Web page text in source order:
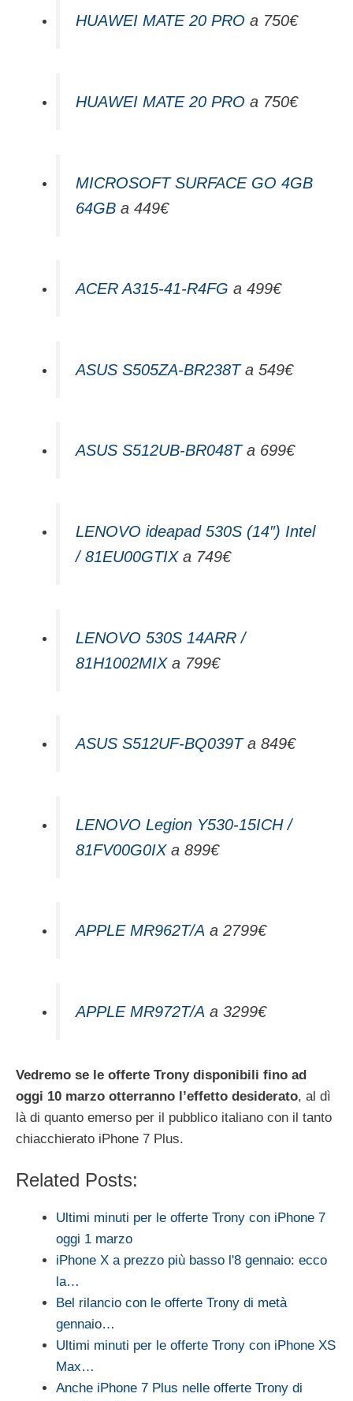
HUAWEI MATE 20 PRO a 750€
HUAWEI MATE 20 PRO a 750€
MICROSOFT SURFACE GO 4GB
64GB a 449€
ACER A315-41-R4FG a 499€
ASUS S505ZA-BR238Ta 549€
ASUS S512UB-BR048Ta 699€
LENOVO ideapad 530S (14″) Intel
/ 81EU00GTIXa 749€
LENOVO 530S 14ARR /
81H1002MIXa 799€
ASUS S512UF-BQ039Ta 849€
LENOVO Legion Y530-15ICH /
81FV00G0IXa 899€
APPLE MR962T/A a 2799€
APPLE MR972T/A a 3299€
Vedremo se le offerte Trony disponibili fino ad
oggi 10 marzo otterranno l’effetto desiderato, al dì
là di quanto emerso per il pubblico italiano con il tanto
chiacchierato iPhone 7 Plus.
Related Posts:
Ultimi minuti per le offerte Trony con iPhone 7
oggi 1 marzo
iPhone X a prezzo più basso l'8 gennaio: ecco
la…
Bel rilancio con le offerte Trony di metà
gennaio…
Ultimi minuti per le offerte Trony con iPhone XS
Max…
Anche iPhone 7 Plus nelle offerte Trony di